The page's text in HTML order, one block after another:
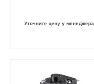
Уточните цену у менеджера